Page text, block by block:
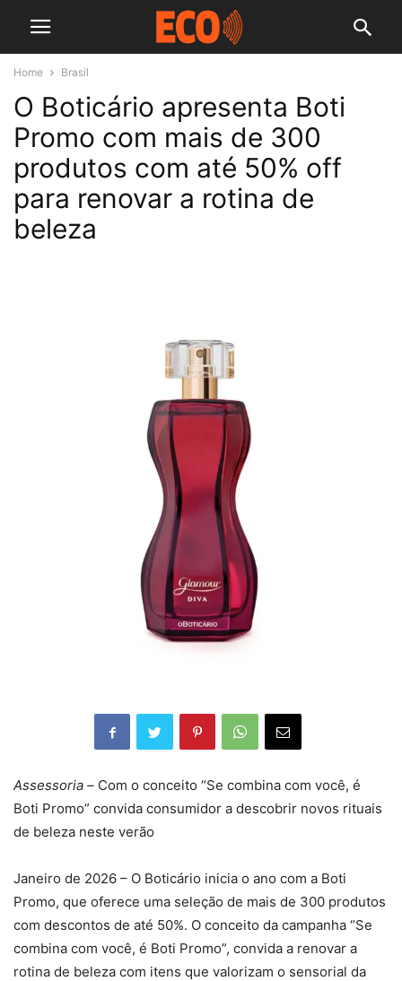
Home Brasil
O Boticário apresenta Boti
Promo com mais de 300
produtos com até 50% off
para renovar a rotina de
beleza
Assessoria – Com o conceito “Se combina com você, é
Boti Promo” convida consumidor a descobrir novos rituais
de beleza neste verão
Janeiro de 2026 – O Boticário inicia o ano com a Boti
Promo, que oferece uma seleção de mais de 300 produtos
com descontos de até 50%. O conceito da campanha “Se
combina com você, é Boti Promo”, convida a renovar a
rotina de beleza com itens que valorizam o sensorial da